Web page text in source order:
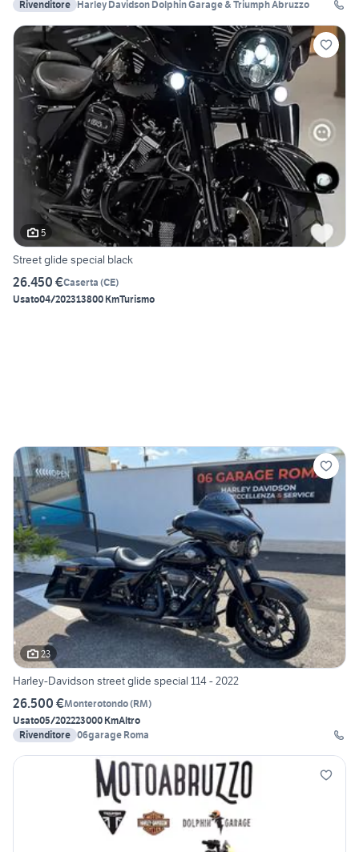
Rivenditore Harley Davidson Dolphin Garage & Triumph Abruzzo
5
Street glide special black
26.450 €Caserta (CE)
Usato04/202313800 KmTurismo
23
Harley-Davidson street glide special 114 - 2022
26.500 €Monterotondo(RM)
Usato05/202223000 KmAltro
Rivenditore 06garage Roma